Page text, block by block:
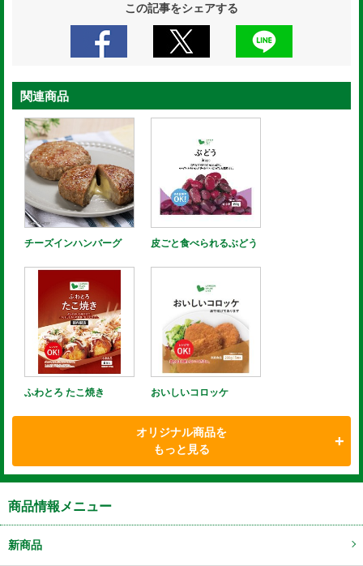
この記事をシェアする
関連商品
チーズインハンバーグ 皮ごと食べられるぶどう
ふわとろ たこ焼き おいしいコロッケ
オリジナル商品を
もっと見る
商品情報メニュー
新商品